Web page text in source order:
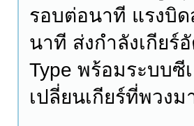
รอบต่อนาที แรงบิ
นาที ส่งกำลังเกียร์
Type พร้อมระบบซี
เปลี่ยนเกียร์ที่พวงม